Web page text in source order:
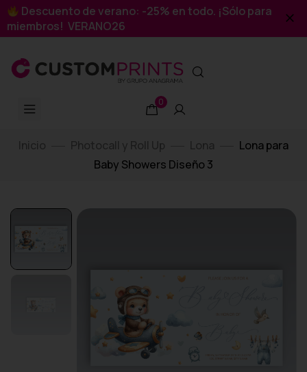
Descuento de verano: -25% en todo. ¡Sólo para
miembros! VERANO26
0
Inicio Photocall y Roll Up Lona
Lona para
Baby Showers Diseño 3